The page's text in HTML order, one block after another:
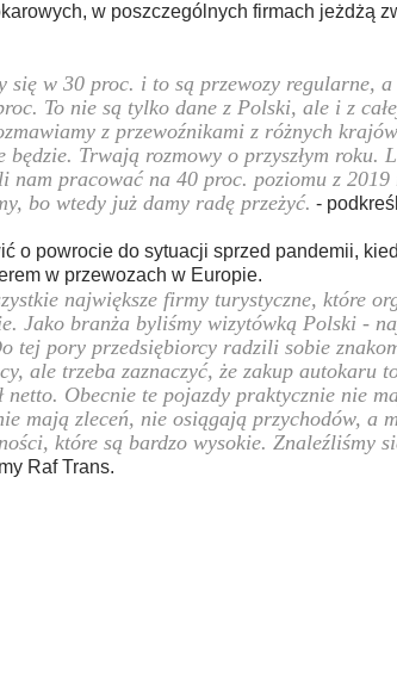
w poszczególnych firmach jeżdżą
się w 30 proc. i to są przewozy regularne,
To nie są tylko dane z Polski, ale i z
z przewoźnikami z różnych
Trwają rozmowy o przyszłym roku.
nam pracować na 40 proc. poziomu z 2019
bo wtedy już damy radę przeżyć. -
o powrocie do sytuacji sprzed pandemii,
w przewozach w Europie.
największe firmy turystyczne, które
Jako branża byliśmy wizytówką Polski -
tej pory przedsiębiorcy radzili sobie
ale trzeba zaznaczyć, że zakup autokaru
netto. Obecnie te pojazdy praktycznie nie
mają zleceń, nie osiągają przychodów, a
które są bardzo wysokie. Znaleźliśmy
Raf Trans.